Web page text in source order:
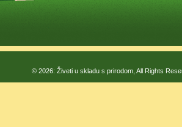
© 2026: Živeti u skladu s prirodom, All Rights